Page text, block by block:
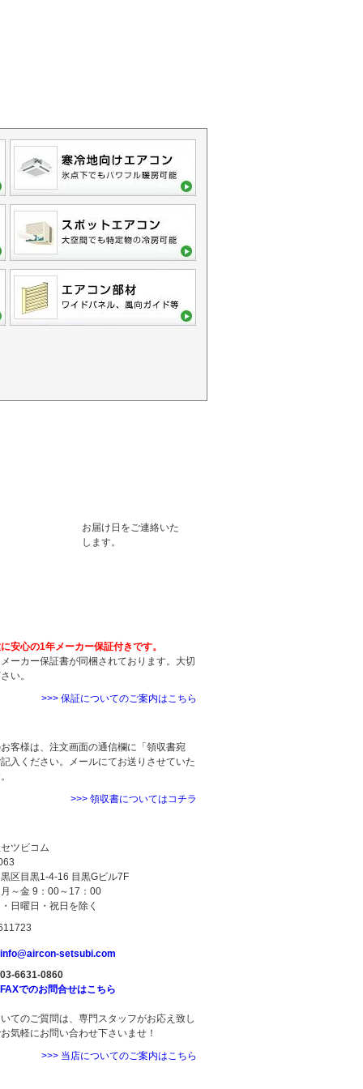
お届け日をご連絡いた
します。
安心の1年メーカー保証付きです。
ーカー保証書が同梱されております。大切
い。
>>> 保証についてのご案内はこちら
客様は、注文画面の通信欄に「領収書宛
入ください。メールにてお送りさせていた
>>> 領収書についてはコチラ
ツビコム
区目黒1-4-16 目黒Gビル7F
～金 9：00～17：00
日曜日・祝日を除く
info@aircon-setsubi.com
03-6631-0860
FAXでのお問合せはこちら
てのご質問は、専門スタッフがお応え致し
気軽にお問い合わせ下さいませ！
>>> 当店についてのご案内はこちら